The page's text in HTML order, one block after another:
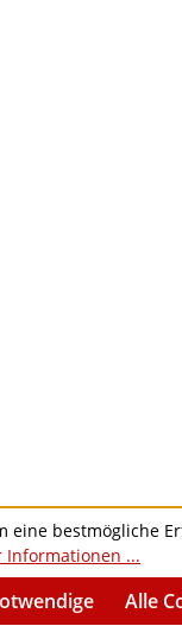
eine bestmögliche
Informationen ...
Alle